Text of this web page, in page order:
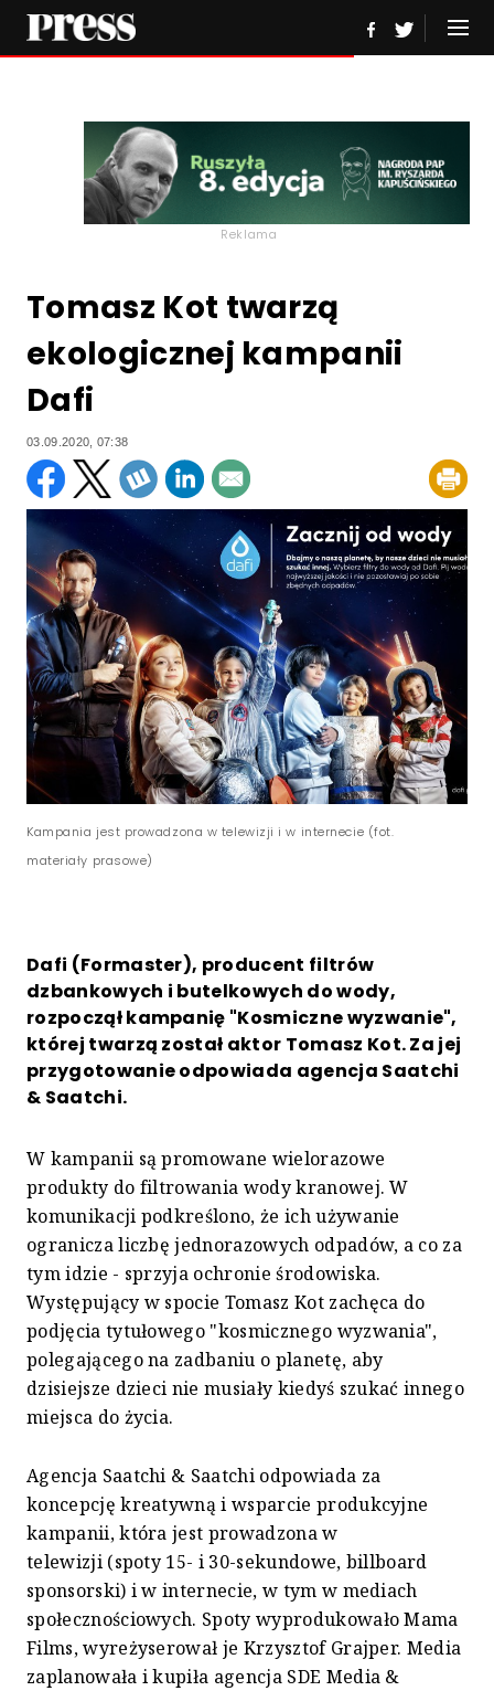
Reklama
Tomasz Kot twarzą
ekologicznej kampanii
Dafi
03.09.2020, 07:38
Kampania jest prowadzona w telewizji i w internecie (fot.
materiały prasowe)
Dafi (Formaster), producent filtrów
dzbankowych i butelkowych do wody,
rozpoczął kampanię "Kosmiczne wyzwanie",
której twarzą został aktor Tomasz Kot. Za jej
przygotowanie odpowiada agencja Saatchi
& Saatchi.
W kampanii są promowane wielorazowe
produkty do filtrowania wody kranowej. W
komunikacji podkreślono, że ich używanie
ogranicza liczbę jednorazowych odpadów, a co za
tym idzie - sprzyja ochronie środowiska.
Występujący w spocie Tomasz Kot zachęca do
podjęcia tytułowego "kosmicznego wyzwania",
polegającego na zadbaniu o planetę, aby
dzisiejsze dzieci nie musiały kiedyś szukać innego
miejsca do życia.
Agencja Saatchi & Saatchi odpowiada za
koncepcję kreatywną i wsparcie produkcyjne
kampanii, która jest prowadzona w
telewizji (spoty 15- i 30-sekundowe, billboard
sponsorski) i w internecie, w tym w mediach
społecznościowych. Spoty wyprodukowało Mama
Films, wyreżyserował je Krzysztof Grajper. Media
zaplanowała i kupiła agencja SDE Media &